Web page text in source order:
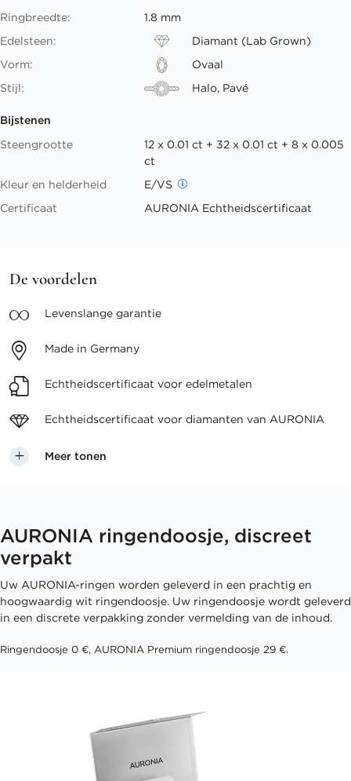
Ringbreedte:
1.8 mm
Edelsteen:
Diamant (Lab Grown)
Vorm:
Ovaal
Stijl:
Halo, Pavé
Bijstenen
Steengrootte
12 x 0.01 ct + 32 x 0.01 ct + 8 x 0.005
ct
Kleur en helderheid
E/VS
Certificaat
AURONIA Echtheidscertificaat
De voordelen
Levenslange garantie
Made in Germany
Echtheidscertificaat voor edelmetalen
Echtheidscertificaat voor diamanten van AURONIA
Meer tonen
AURONIA ringendoosje, discreet
verpakt
Uw AURONIA-ringen worden geleverd in een prachtig en
hoogwaardig wit ringendoosje. Uw ringendoosje wordt geleverd
in een discrete verpakking zonder vermelding van de inhoud.
Ringendoosje 0 €, AURONIA Premium ringendoosje 29 €.